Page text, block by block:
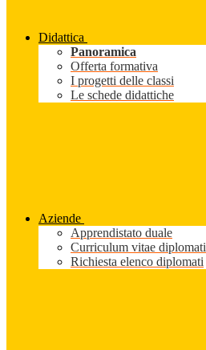
Didattica
Panoramica
Offerta formativa
I progetti delle classi
Le schede didattiche
Aziende
Apprendistato duale
Curriculum vitae diplomati
Richiesta elenco diplomati